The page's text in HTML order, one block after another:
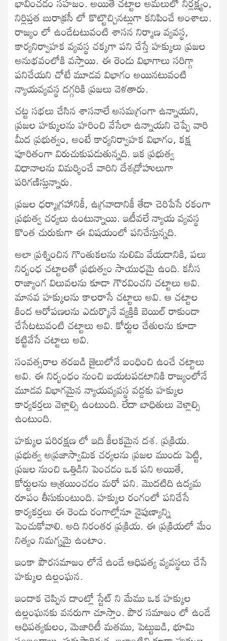
నిర్లిప్తత బురాక్రసీ లో కొట్టొచ్చినట్లుగా కనిపించే అంశాలు.
రాజ్యం లో ఉండేటటువంటి శాసన నిర్మాణ వ్యవస్థ,
కార్యనిర్వాహక వ్యవస్థ చక్కగా పని చేస్తే హక్కులు ప్రజల
అనుభవంలోకి వస్తాయి. ఈ రెండు విభాగాలు సరిగ్గా
పనిచేయని చోటే మూడవ విభాగం అయినటువంటి
న్యాయవ్యవస్థ దగ్గరికి ప్రజలు వెళతారు.
చట్ట సభలు చేసిన శాసనాలే అసమగ్రంగా ఉన్నాయని,
ప్రజల హక్కులను హరించి వేసేలా ఉన్నాయని చెప్పే వారి
మీద ప్రభుత్వం, అంటే కార్యనిర్వాహక విభాగం, కక్ష
పూరితంగా విరుచుకుపడుతున్నది. ఇక ప్రభుత్వ
విధానాలను విమర్శించే వారిని దేశద్రోహులుగా
పరిగణిస్తున్నారు.
ప్రజల ధర్మాగ్రహానికీ, ఉగ్రవాదానికీ తేడా చెరిపేసే రకంగా
ప్రభుత్వ చర్యలు ఉంటున్నాయి. ఇటీవలే న్యాయ వ్యవస్థ
కొంత చురుకుగా ఈ విషయంలో పనిచేస్తున్నది.
అలా ప్రశ్నించిన గొంతుకలను నులిమి వేయడానికి, పలు
నిర్బంధ చట్టాలతో ప్రభుత్వం సాయుధమై ఉంది. కనీస
రాజ్యాంగ విలువలను కూడా గౌరవించని చట్టాలు అవి.
మానవ హక్కులను కాలరాసే చట్టాలు అవి. ఆ చట్టాల
కింద ఆరోపణలను ఎదుర్కొనే వ్యక్తికి బెయిల్ రాకుండా
చేసేటటువంటి చట్టాలు అవి. కోర్టుల చేతులను కూడా
కట్టివేసే చట్టాలు అవి.
సంవత్సరాల తరబడి జైలులోనే బంధించి ఉంచే చట్టాలు
అవి. ఈ నిర్బంధం నుంచి బయటపడటానికి రాజ్యంలోనే
మూడవ విభాగమైన న్యాయవ్యవస్థ వద్దకు హక్కుల
కార్యకర్తలు వెళ్లాల్సి ఉంటుంది. లేదా బాధితులు వెళ్లాల్సి
ఉంటుంది.
హక్కుల పరిరక్షణ లో ఇది కీలకమైన దశ. ప్రక్రియ.
ప్రభుత్వ అప్రజాస్వామిక చర్యలను ప్రజల ముందు పెట్టి,
ప్రజల నుంచి ఒత్తిడిని పెంచడం ఒక పని అయితే,
కోర్టులను ఆశ్రయించడం మరో పని. మొదటిది ఉద్యమ
రూపం తీసుకుంటుంది. హక్కుల రంగంలో పనిచేసే
కార్యకర్తలు ఈ రెండు రంగాల్లోనూ నైపుణ్యాన్ని
పెంచుకోవాలి. అది నిరంతర ప్రక్రియ. ఈ ప్రక్రియలో మేం
నిత్యం నిమగ్నమై ఉంటాం.
ఇంకా పౌరసమాజం లోనే ఉండే ఆధిపత్య వ్యవస్థలు చేసే
హక్కుల ఉల్లంఘన.
ఇందాక చెప్పిన దాంట్లో స్టేట్ ని మేము ఒక హక్కుల
ఉల్లంఘనకు వనరుగా చూస్తాం. పౌర సమాజం లో ఉండే
ఆధిపత్యకులం, మెజారిటీ మతము, పెట్టుబడి, భూమి